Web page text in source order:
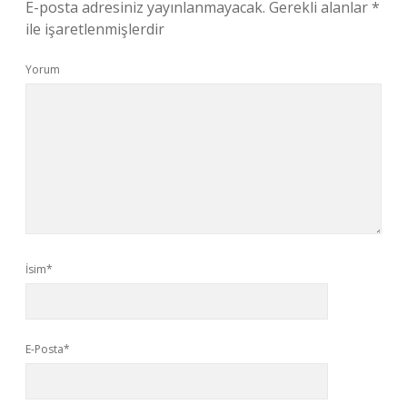
E-posta adresiniz yayınlanmayacak. Gerekli alanlar*
ile işaretlenmişlerdir
Yorum
İsim*
E-Posta*